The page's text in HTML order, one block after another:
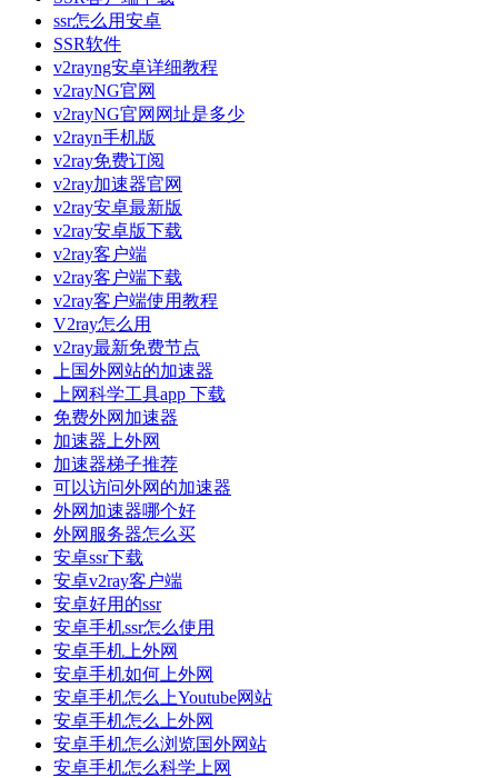
ssr怎么用安卓
SSR软件
v2rayng安卓详细教程
v2rayNG官网
v2rayNG官网网址是多少
v2rayn手机版
v2ray免费订阅
v2ray加速器官网
v2ray安卓最新版
v2ray安卓版下载
v2ray客户端
v2ray客户端下载
v2ray客户端使用教程
V2ray怎么用
v2ray最新免费节点
上国外网站的加速器
上网科学工具app 下载
免费外网加速器
加速器上外网
加速器梯子推荐
可以访问外网的加速器
外网加速器哪个好
外网服务器怎么买
安卓ssr下载
安卓v2ray客户端
安卓好用的ssr
安卓手机ssr怎么使用
安卓手机上外网
安卓手机如何上外网
安卓手机怎么上Youtube网站
安卓手机怎么上外网
安卓手机怎么浏览国外网站
安卓手机怎么科学上网